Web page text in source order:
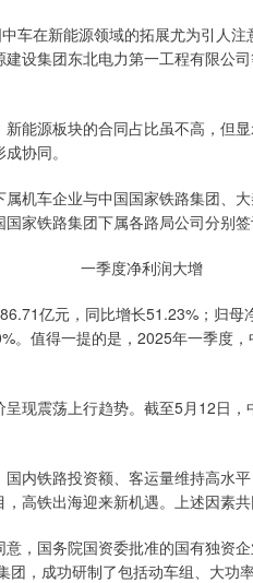
车在新能源领域的拓展尤为引人
设集团东北电力第一工程有限公
能源板块的合同占比虽不高，但
协同。
机车企业与中国国家铁路集团、
家铁路集团下属各路局公司分别
一季度净利润大增
亿元，同比增长51.23%；归
。值得一提的是，2025年一季度
现震荡上行趋势。截至5月12日
内铁路投资额、客运量维持高水
高铁出海迎来新机遇。上述因素共
，国务院国资委批准的国有独资
，成功研制了包括动车组、大功